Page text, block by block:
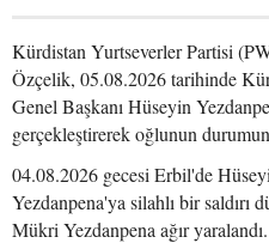
Kürdistan Yurtseverler Partisi
Özçelik, 05.08.2026 tarihinde
Genel Başkanı Hüseyin
gerçekleştirerek oğlunun
04.08.2026 gecesi Erbil'de
Yezdanpena'ya silahlı bir saldırı
Mükri Yezdanpena ağır yaralandı.